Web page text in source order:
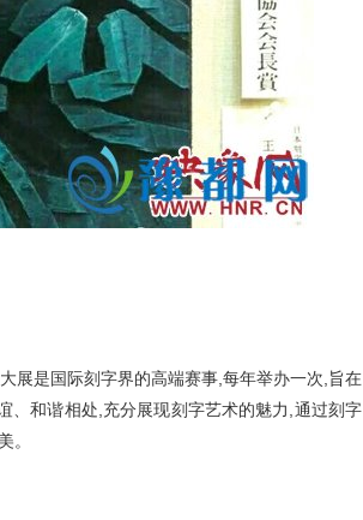
是国际刻字界的高端赛事,每年举办一次,旨在
、和谐相处,充分展现刻字艺术的魅力,通过刻字
。